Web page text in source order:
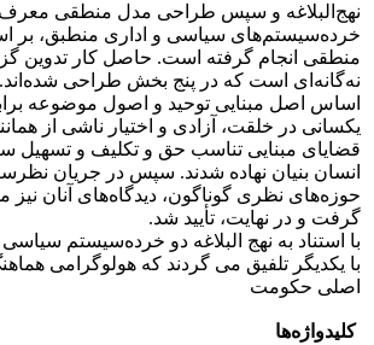
نهج‌البلاغه و سپس طراحی مدل منطقی
خرده‌سیستم‌های سیاسی و اداری منطبق، بر
منطقی انجام گرفته است. حاصل کار تدوین
نه‌گانه‌ای است که در پنج بخش طراحی شده‌اند.
اساس اصل مبنایی توحید و اصول موضوعه
یکسانی در خلقت، آزادی و اختیار ناشی از
قضایای مبنایی تناسب حق و تکلیف و تسهیل
انسان بنیان نهاده شدند. سپس در جریان
حوزه‌های نظری گوناگون، دیدگاه‌های آنان نیز
گرفت و در نهایت، تأیید شد.
با استناد به نهج البلاغه دو خرده‌سیستم
با یکدیگر تلفیق می گردند که هولوگرامی
اصلی حکومت
کلیدواژه‌ها